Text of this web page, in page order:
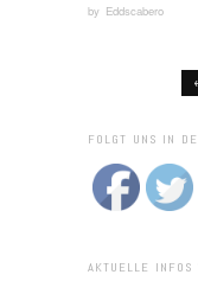
by Eddscabero
FOLGT UNS IN
AKTUELLE INFOS